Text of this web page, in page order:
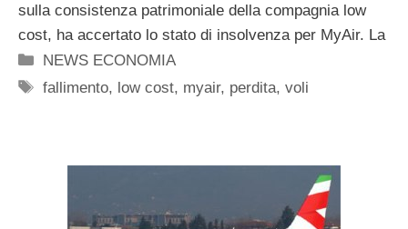
sulla consistenza patrimoniale della compagnia low
cost, ha accertato lo stato di insolvenza per MyAir. La
Categorie
NEWS ECONOMIA
Tag
fallimento, low cost, myair, perdita,voli